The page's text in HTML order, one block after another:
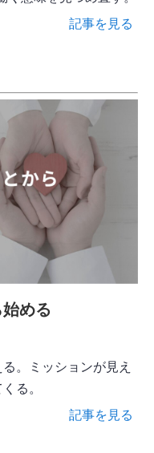
記事を見る
める
。ミッションが見え
る。
記事を見る